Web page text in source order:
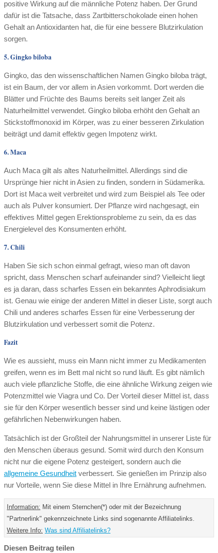
positive Wirkung auf die männliche Potenz haben. Der Grund
dafür ist die Tatsache, dass Zartbitterschokolade einen hohen
Gehalt an Antioxidanten hat, die für eine bessere Blutzirkulation
sorgen.
5. Gingko biloba
Gingko, das den wissenschaftlichen Namen Gingko biloba trägt,
ist ein Baum, der vor allem in Asien vorkommt. Dort werden die
Blätter und Früchte des Baums bereits seit langer Zeit als
Naturheilmittel verwendet. Gingko biloba erhöht den Gehalt an
Stickstoffmonoxid im Körper, was zu einer besseren Zirkulation
beiträgt und damit effektiv gegen Impotenz wirkt.
6. Maca
Auch Maca gilt als altes Naturheilmittel. Allerdings sind die
Ursprünge hier nicht in Asien zu finden, sondern in Südamerika.
Dort ist Maca weit verbreitet und wird zum Beispiel als Tee oder
auch als Pulver konsumiert. Der Pflanze wird nachgesagt, ein
effektives Mittel gegen Erektionsprobleme zu sein, da es das
Energielevel des Konsumenten erhöht.
7. Chili
Haben Sie sich schon einmal gefragt, wieso man oft davon
spricht, dass Menschen scharf aufeinander sind? Vielleicht liegt
es ja daran, dass scharfes Essen ein bekanntes Aphrodisiakum
ist. Genau wie einige der anderen Mittel in dieser Liste, sorgt auch
Chili und anderes scharfes Essen für eine Verbesserung der
Blutzirkulation und verbessert somit die Potenz.
Fazit
Wie es aussieht, muss ein Mann nicht immer zu Medikamenten
greifen, wenn es im Bett mal nicht so rund läuft. Es gibt nämlich
auch viele pflanzliche Stoffe, die eine ähnliche Wirkung zeigen wie
Potenzmittel wie Viagra und Co. Der Vorteil dieser Mittel ist, dass
sie für den Körper wesentlich besser sind und keine lästigen oder
gefährlichen Nebenwirkungen haben.
Tatsächlich ist der Großteil der Nahrungsmittel in unserer Liste für
den Menschen überaus gesund. Somit wird durch den Konsum
nicht nur die eigene Potenz gesteigert, sondern auch die
allgemeine Gesundheit verbessert. Sie genießen im Prinzip also
nur Vorteile, wenn Sie diese Mittel in Ihre Ernährung aufnehmen.
Information: Mit einem Sternchen(*) oder mit der Bezeichnung
"Partnerlink" gekennzeichnete Links sind sogenannte Affiliatelinks.
Weitere Info: Was sind Affiliatelinks?
Diesen Beitrag teilen